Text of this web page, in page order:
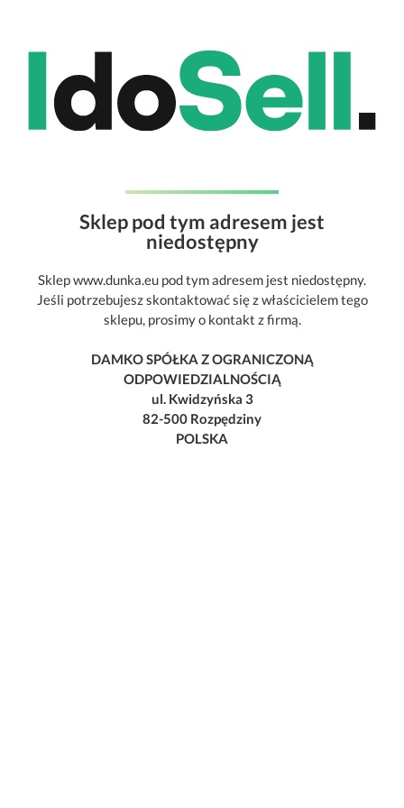
Sklep pod tym adresem jest
niedostępny
Sklep www.dunka.eu pod tym adresem jest niedostępny.
Jeśli potrzebujesz skontaktować się z właścicielem tego
sklepu, prosimy o kontakt z firmą.
DAMKO SPÓŁKA Z OGRANICZONĄ
ODPOWIEDZIALNOŚCIĄ
ul. Kwidzyńska 3
82-500 Rozpędziny
POLSKA